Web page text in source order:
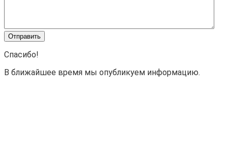
Спасибо!
В ближайшее время мы опубликуем информацию.